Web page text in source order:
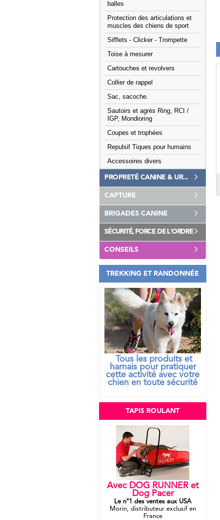
balles
Protection des articulations et
muscles des chiens de sport
Sifflets - Clicker - Trompette
Toise à mesurer
Cartouches et revolvers
Collier de rappel
Sac, sacoche.
Sautoirs et agrès Ring, RCI /
IGP, Mondioring
Coupes et trophées
Repulsif Tiques pour humains
Accessoires divers
PROPRETÉ CANINE & UR...
CAPTURE
BRIGADES CANINE
SÉCURITÉ, FORCE DE L'ORDRE
CONSEILS
TREKKING ET RANDONNÉE
Tous les produits et
harnais pour pratiquer
cette activité avec votre
chien en toute sécurité
TAPIS ROULANT
Avec DOG RUNNER et
Dog Pacer
Le n°1 des ventes aux USA
Morin, distributeur exclusif en
France